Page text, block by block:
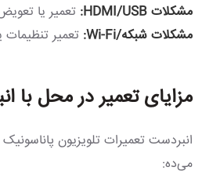
مشکلات HDMI/USB:
تعمیر یا
مشکلات شبکه/Wi-Fi:
تعمیر تنظیمات
مزایای تعمیر در محل با
انبردست تعمیرات تلویزیون
می‌ده: